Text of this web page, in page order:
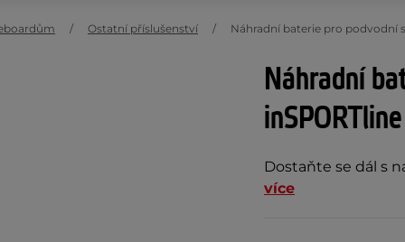
Ostatní příslušenství Náhradní baterie pro podvodní
Náhradní
Dostaňte se dál s
více